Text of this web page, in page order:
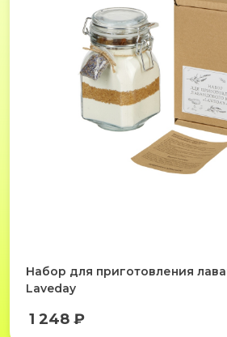
Набор для приготовления
Laveday
1 248 ₽